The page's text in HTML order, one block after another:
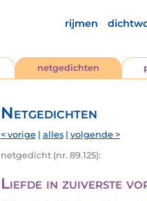
rijmen
netgedichten
Netgedichten
< vorige| alles| volgende >
netgedicht (nr. 89.125):
Liefde in zuiverste